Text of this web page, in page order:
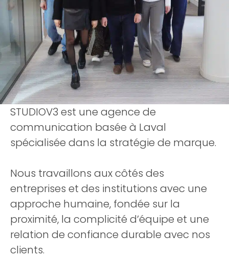
STUDIOV3 est une agence de
communication basée à Laval
spécialisée dans la stratégie de marque.
Nous travaillons aux côtés des
entreprises et des institutions avec une
approche humaine, fondée sur la
proximité, la complicité d’équipe et une
relation de confiance durable avec nos
clients.